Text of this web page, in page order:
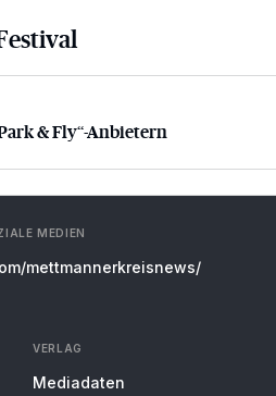
& Fly“-Anbietern
& Fly“-Anbietern
MEDIEN
mettmannerkreisnews/
VERLAG
Mediadaten